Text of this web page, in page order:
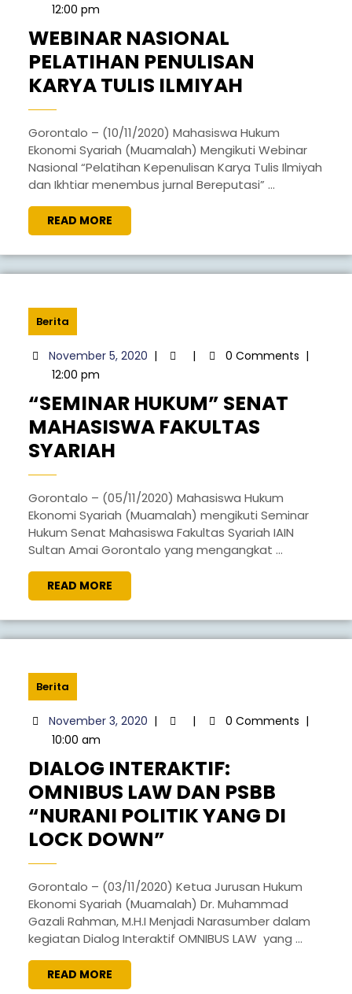
12:00 pm
WEBINAR NASIONAL
PELATIHAN PENULISAN
KARYA TULIS ILMIYAH
PENULISAN
KARYA
Gorontalo – (10/11/2020) Mahasiswa Hukum
Ekonomi Syariah (Muamalah) Mengikuti Webinar
Nasional “Pelatihan Kepenulisan Karya Tulis Ilmiyah
dan Ikhtiar menembus jurnal Bereputasi” ...
READ MORE
MORE
Berita
November 5, 2020November
| | 0 Comments |
12:00 pm
“SEMINAR HUKUM” SENAT
MAHASISWA FAKULTAS
SYARIAH
SENAT
MAHASISWA
FAKULTAS
SYARIAH
Gorontalo – (05/11/2020) Mahasiswa Hukum
Ekonomi Syariah (Muamalah) mengikuti Seminar
Hukum Senat Mahasiswa Fakultas Syariah IAIN
Sultan Amai Gorontalo yang mengangkat ...
READ MORE
MORE
Berita
November 3, 2020November
| | 0 Comments |
10:00 am
DIALOG INTERAKTIF:
OMNIBUS LAW DAN PSBB
“NURANI POLITIK YANG DI
LOCK DOWN”
OMNIBUS
LAW
DAN
Gorontalo – (03/11/2020) Ketua Jurusan Hukum
Ekonomi Syariah (Muamalah) Dr. Muhammad
Gazali Rahman, M.H.I Menjadi Narasumber dalam
kegiatan Dialog Interaktif OMNIBUS LAW yang ...
READ MORE
MORE